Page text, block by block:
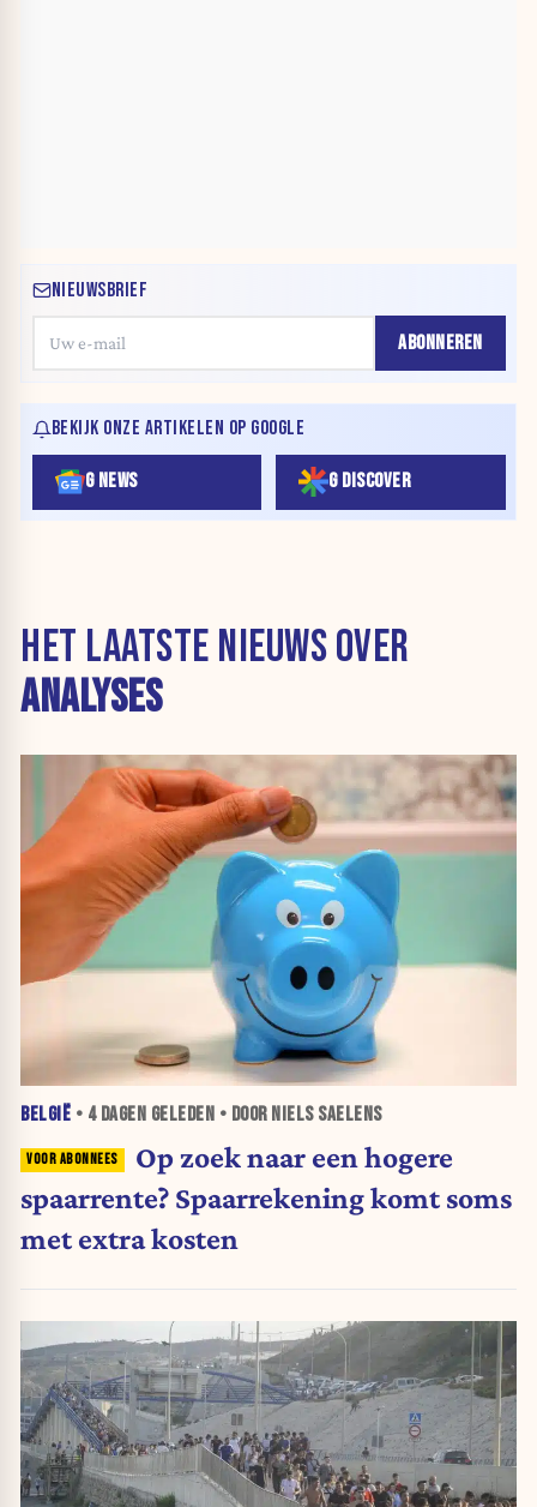
NIEUWSBRIEF
ABONNEREN
BEKIJK ONZE ARTIKELEN OP GOOGLE
G NEWS G DISCOVER
HET LAATSTE NIEUWS OVER
ANALYSES
BELGIË • 4 DAGEN GELEDEN • DOOR NIELS SAELENS
Op zoek naar een hogere
spaarrente? Spaarrekening komt soms
met extra kosten